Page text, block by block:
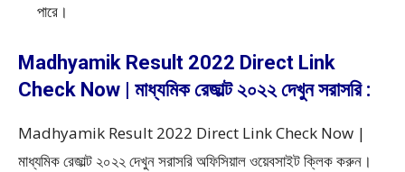
পারে।
Madhyamik Result 2022 Direct Link
Check Now | মাধ্যমিক রেজাল্ট ২০২২ দেখুন সরাসরি :
Madhyamik Result 2022 Direct Link Check Now |
মাধ্যমিক রেজাল্ট ২০২২ দেখুন সরাসরি অফিসিয়াল ওয়েবসাইট ক্লিক করুন।